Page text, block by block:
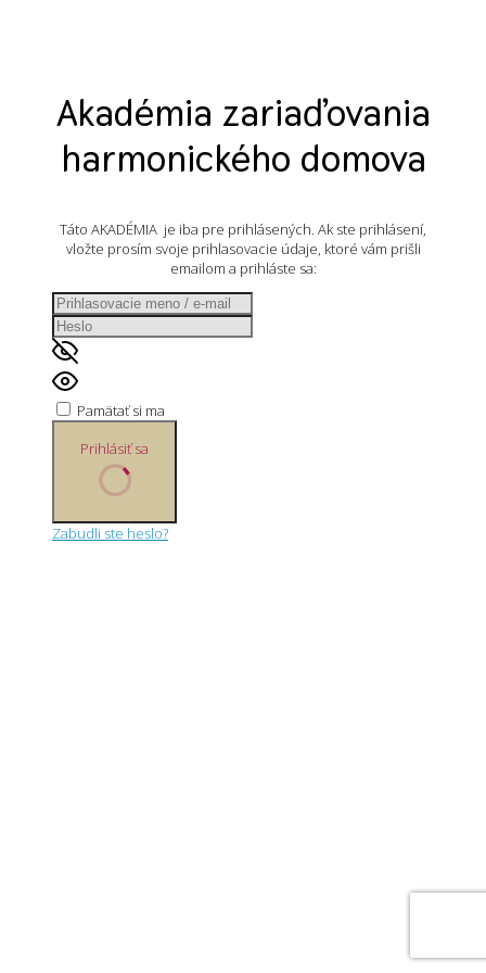
Akadémia zariaďovania
harmonického domova
Táto AKADÉMIA je iba pre prihlásených. Ak ste prihlásení,
vložte prosím svoje prihlasovacie údaje, ktoré vám prišli
emailom a prihláste sa:
Pamätať si ma
Prihlásiť sa
Zabudli ste heslo?